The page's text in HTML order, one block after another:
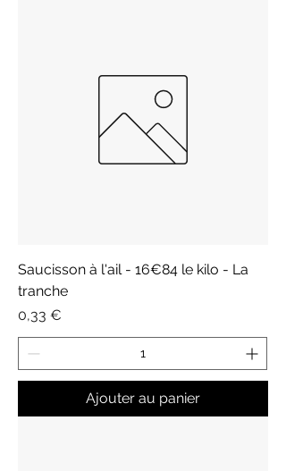
Saucisson à l'ail - 16€84 le kilo - La
tranche
Prix
0,33 €
Ajouter au panier